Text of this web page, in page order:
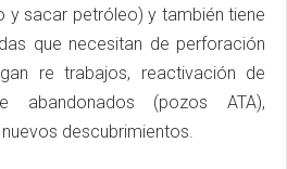
y sacar petróleo) y también tiene
que necesitan de perforación
re trabajos, reactivación de
abandonados (pozos ATA),
descubrimientos.